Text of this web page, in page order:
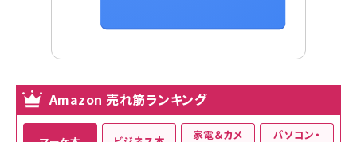
Amazon 売れ筋ランキング
家電＆カメ パソコン・